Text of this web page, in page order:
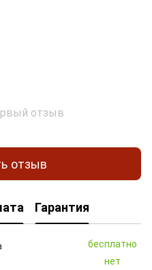
отзыв
отзыв
Гарантия
бесплатно
нет